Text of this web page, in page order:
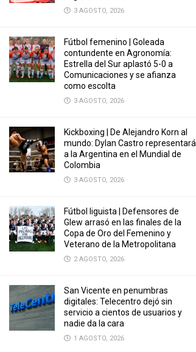
3 AGOSTO, 2026
Fútbol femenino | Goleada
contundente en Agronomía:
Estrella del Sur aplastó 5-0 a
Comunicaciones y se afianza
como escolta
3 AGOSTO, 2026
Kickboxing | De Alejandro Korn al
mundo: Dylan Castro representará
a la Argentina en el Mundial de
Colombia
3 AGOSTO, 2026
Fútbol liguista | Defensores de
Glew arrasó en las finales de la
Copa de Oro del Femenino y
Veterano de la Metropolitana
2 AGOSTO, 2026
San Vicente en penumbras
digitales: Telecentro dejó sin
servicio a cientos de usuarios y
nadie da la cara
1 AGOSTO, 2026